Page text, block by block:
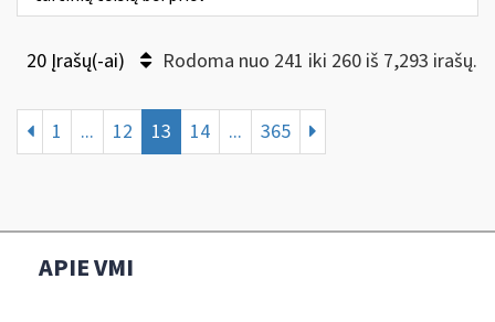
20 Įrašų(-ai) Rodoma nuo 241 iki 260 iš 7,293 irašų.
1 ... 12 13 14 ... 365
APIE VMI